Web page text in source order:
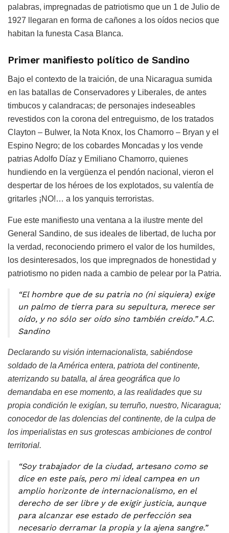
palabras, impregnadas de patriotismo que un 1 de Julio de
1927 llegaran en forma de cañones a los oídos necios que
habitan la funesta Casa Blanca.
Primer manifiesto político de Sandino
Bajo el contexto de la traición, de una Nicaragua sumida
en las batallas de Conservadores y Liberales, de antes
timbucos y calandracas; de personajes indeseables
revestidos con la corona del entreguismo, de los tratados
Clayton – Bulwer, la Nota Knox, los Chamorro – Bryan y el
Espino Negro; de los cobardes Moncadas y los vende
patrias Adolfo Díaz y Emiliano Chamorro, quienes
hundiendo en la vergüenza el pendón nacional, vieron el
despertar de los héroes de los explotados, su valentía de
gritarles ¡NO!… a los yanquis terroristas.
Fue este manifiesto una ventana a la ilustre mente del
General Sandino, de sus ideales de libertad, de lucha por
la verdad, reconociendo primero el valor de los humildes,
los desinteresados, los que impregnados de honestidad y
patriotismo no piden nada a cambio de pelear por la Patria.
“El hombre que de su patria no (ni siquiera) exige
un palmo de tierra para su sepultura, merece ser
oído, y no sólo ser oído sino también creído.” A.C.
Sandino
Declarando su visión internacionalista, sabiéndose
soldado de la América entera, patriota del continente,
aterrizando su batalla, al área geográfica que lo
demandaba en ese momento, a las realidades que su
propia condición le exigían, su terruño, nuestro, Nicaragua;
conocedor de las dolencias del continente, de la culpa de
los imperialistas en sus grotescas ambiciones de control
territorial.
“Soy trabajador de la ciudad, artesano como se
dice en este país, pero mi ideal campea en un
amplio horizonte de internacionalismo, en el
derecho de ser libre y de exigir justicia, aunque
para alcanzar ese estado de perfección sea
necesario derramar la propia y la ajena sangre.”